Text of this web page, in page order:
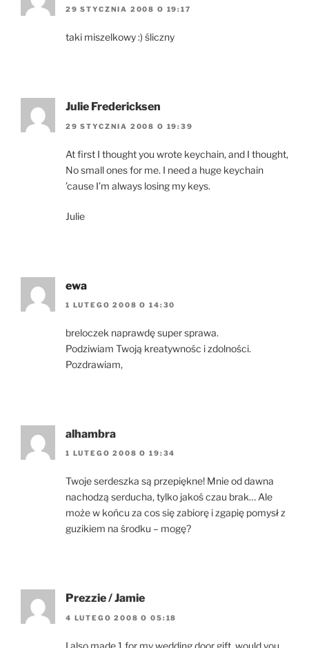
29 STYCZNIA 2008 O 19:17
taki miszelkowy :) śliczny
Julie Fredericksen
29 STYCZNIA 2008 O 19:39
At first I thought you wrote keychain, and I thought,
No small ones for me. I need a huge keychain
’cause I’m always losing my keys.
Julie
ewa
1 LUTEGO 2008 O 14:30
breloczek naprawdę super sprawa.
Podziwiam Twoją kreatywnośc i zdolności.
Pozdrawiam,
alhambra
1 LUTEGO 2008 O 19:34
Twoje serdeszka są przepiękne! Mnie od dawna
nachodzą serducha, tylko jakoś czau brak… Ale
może w końcu za cos się zabiorę i zgapię pomysł z
guzikiem na środku – mogę?
Prezzie / Jamie
4 LUTEGO 2008 O 05:18
I also made 1 for my wedding door gift, would you